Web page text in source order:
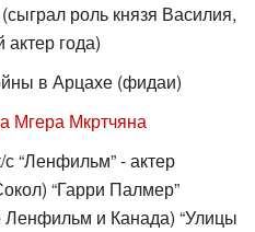
роль князя Василия,
года)
в Арцахе (фидаи)
Мгера Мкртчяна
“Ленфильм” - актер
“Гарри Палмер”
Ленфильм и Канада) “Улицы